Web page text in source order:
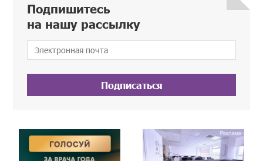
Подпишитесь
на нашу рассылку
Подписаться